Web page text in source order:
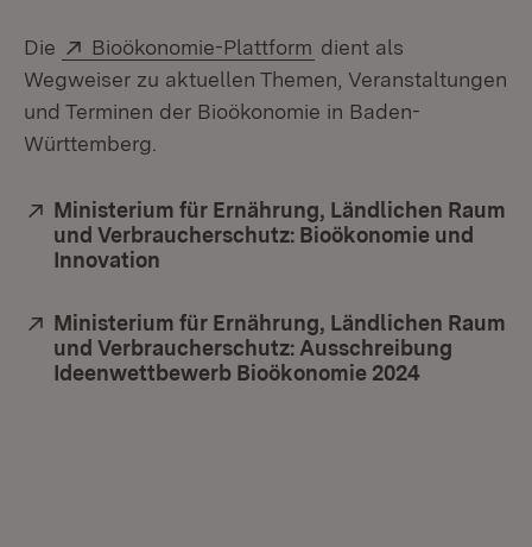
Die Extern:
Bioökonomie-Plattform (Öffnet in neuem
dient als
Wegweiser zu aktuellen Themen, Veranstaltungen
und Terminen der Bioökonomie in Baden-
Württemberg.
Extern:
Ministerium für Ernährung, Ländlichen Raum
und Verbraucherschutz: Bioökonomie und
Innovation
Extern:
Ministerium für Ernährung, Ländlichen Raum
und Verbraucherschutz: Ausschreibung
Ideenwettbewerb Bioökonomie 2024